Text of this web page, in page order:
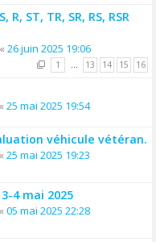
R, ST, TR, SR, RS, RSR
« 26 juin 2025 19:06
1 … 13 14 15 16
« 25 mai 2025 19:54
véhicule vétéran.
« 25 mai 2025 19:23
4 mai 2025
« 05 mai 2025 22:28